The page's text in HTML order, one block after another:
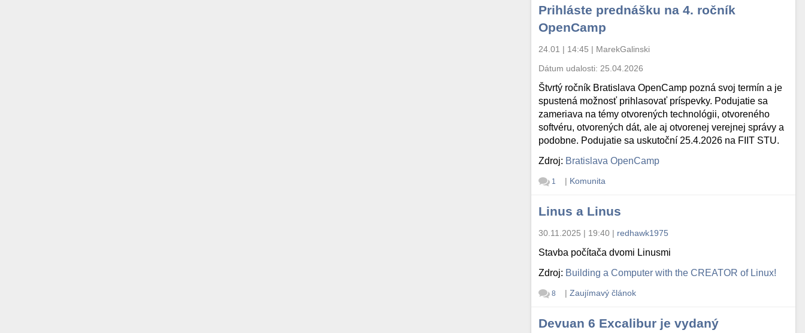
Prihláste prednášku na 4. ročník
OpenCamp
24.01 | 14:45 | MarekGalinski
Dátum udalosti: 25.04.2026
Štvrtý ročník Bratislava OpenCamp pozná svoj termín a je
spustená možnosť prihlasovať príspevky. Podujatie sa
zameriava na témy otvorených technológii, otvoreného
softvéru, otvorených dát, ale aj otvorenej verejnej správy a
podobne. Podujatie sa uskutoční 25.4.2026 na FIIT STU.
Zdroj: Bratislava OpenCamp
1 | Komunita
Linus a Linus
30.11.2025 | 19:40 | redhawk1975
Stavba počítača dvomi Linusmi
Zdroj: Building a Computer with the CREATOR of Linux!
8 | Zaujímavý článok
Devuan 6 Excalibur je vydaný